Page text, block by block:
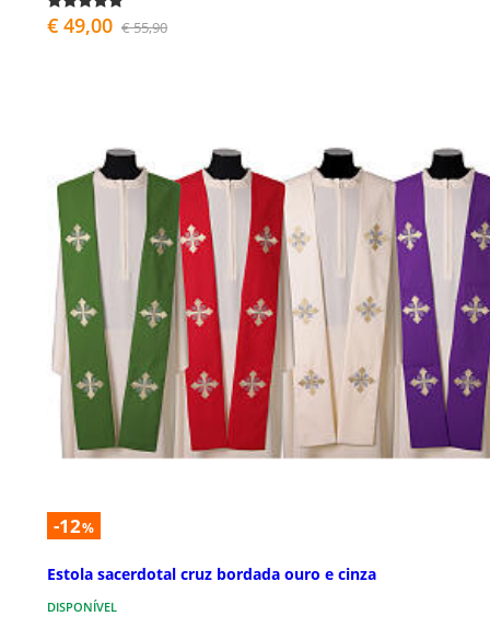
€ 49,00 € 55,90
-12%
Estola sacerdotal cruz bordada ouro e cinza
DISPONÍVEL